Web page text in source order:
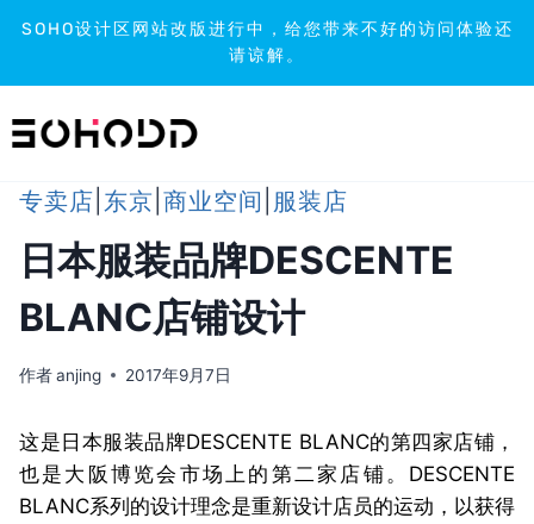
SOHO设计区网站改版进行中，给您带来不好的访问体验还
请谅解。
到
专卖店 东京 商业空间 服装店
日本服装品牌DESCENTE
BLANC店铺设计
作者anjing 2017年9月7日
这是日本服装品牌DESCENTE BLANC的第四家店铺，
也是大阪博览会市场上的第二家店铺。DESCENTE
BLANC系列的设计理念是重新设计店员的运动，以获得